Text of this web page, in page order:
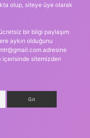
olup, siteye üye olarak
bir bilgi paylaşım
aykırı olduğunu
adresine
içerisinde sitemizden